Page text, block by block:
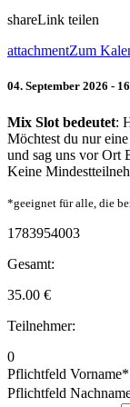
shareLink teilen
attachmentZum
04. September 2026 -
Mix Slot bedeutet:
Möchtest du nur
und sag uns vor Ort
Keine
*geeignet für alle, die
1783954003
Gesamt:
35.00 €
Teilnehmer:
0
Pflichtfeld Vorname*
Pflichtfeld